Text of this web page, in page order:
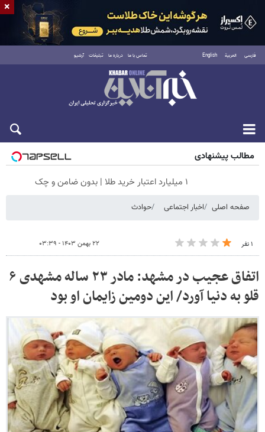
فارسی العربية English تماس با ما درباره ما تبلیغات آرشیو
جمعه ۱۶ مرداد ۱۴۰۵
مطالب پیشنهادی
۱ میلیارد اعتبار خرید طلا | بدون ضامن و چک
صفحه اصلی اخبار اجتماعی حوادث
۱ نفر ۲۲ بهمن ۱۴۰۳ - ۰۳:۳۹
اتفاق عجیب در مشهد: مادر ۲۳ ساله مشهدی ۶
قلو به دنیا آورد/ این دومین زایمان او بود
×